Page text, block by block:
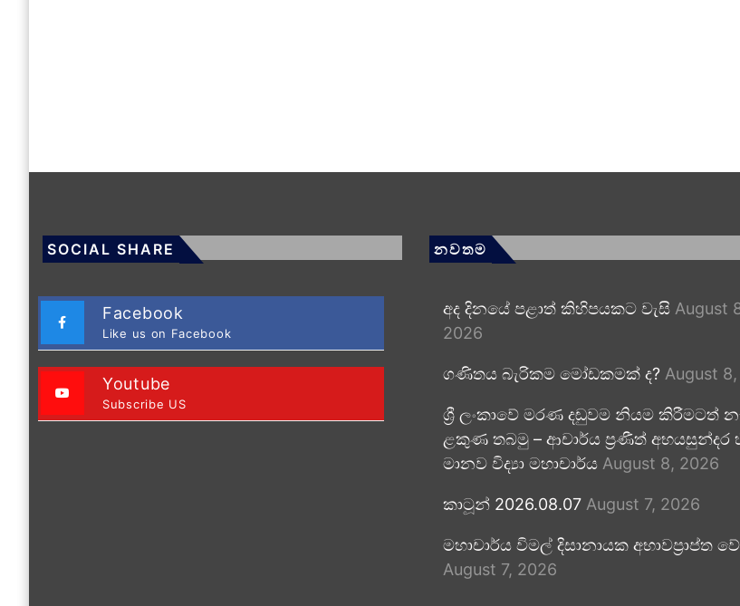
SOCIAL SHARE
Facebook
Like us on Facebook
Youtube
Subscribe US
නවතම
අද දිනයේ පළාත් කිහිපයකට වැසි August
2026
ගණිතය බැරිකම මෝඩකමක් ද? August
ශ්‍රී ලංකාවේ මරණ දඬුවම නියම කිරීමටත්
ළකුණ තබමු – ආචාර්ය ප්‍රණීත් අභයසුන්දර
මානව විද්‍යා මහාචාර්ය August 8, 2026
කාටූන් 2026.08.07 August 7, 2026
මහාචාර්ය විමල් දිසානායක අභාවප්‍රාප්ත වේ
August 7, 2026